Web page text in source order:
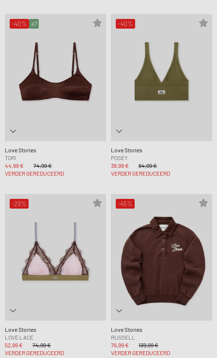
-40%
Love Stories
TORI
44,99 €
74,99 €
VERDER GEREDUCEERD
-40%
Love Stories
POSEY
38,99 €
64,99 €
VERDER GEREDUCEERD
-29%
Love Stories
LOVE LACE
52,99 €
74,99 €
VERDER GEREDUCEERD
-45%
Love Stories
RUSSELL
76,99 €
139,99 €
VERDER GEREDUCEERD